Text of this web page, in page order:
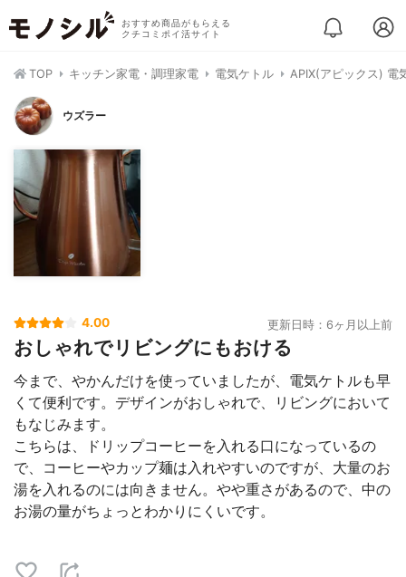
おすすめ商品がもらえる
クチコミポイ活サイト
TOP キッチン家電・調理家電 電気ケトル APIX(アピックス) 電
ウズラー
4.00 更新日時：6ヶ月以上前
おしゃれでリビングにもおける
今まで、やかんだけを使っていましたが、電気ケトルも早
くて便利です。デザインがおしゃれで、リビングにおいて
もなじみます。
こちらは、ドリップコーヒーを入れる口になっているの
で、コーヒーやカップ麺は入れやすいのですが、大量のお
湯を入れるのには向きません。やや重さがあるので、中の
お湯の量がちょっとわかりにくいです。